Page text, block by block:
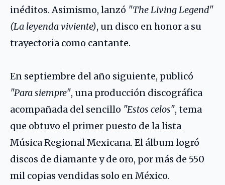
inéditos. Asimismo, lanzó "The Living Legend"
(La leyenda viviente), un disco en honor a su
trayectoria como cantante.
En septiembre del año siguiente, publicó
"Para siempre", una producción discográfica
acompañada del sencillo "Estos celos", tema
que obtuvo el primer puesto de la lista
Música Regional Mexicana. El álbum logró
discos de diamante y de oro, por más de 550
mil copias vendidas solo en México.